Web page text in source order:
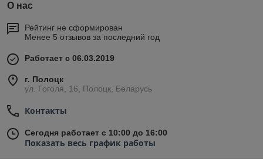
О нас
Рейтинг не сформирован
Менее 5 отзывов за последний год
Работает с 06.03.2019
г. Полоцк
ул. Гоголя, 16, Полоцк, Беларусь
Контакты
Сегодня работает с 10:00 до 16:00
Показать весь график работы